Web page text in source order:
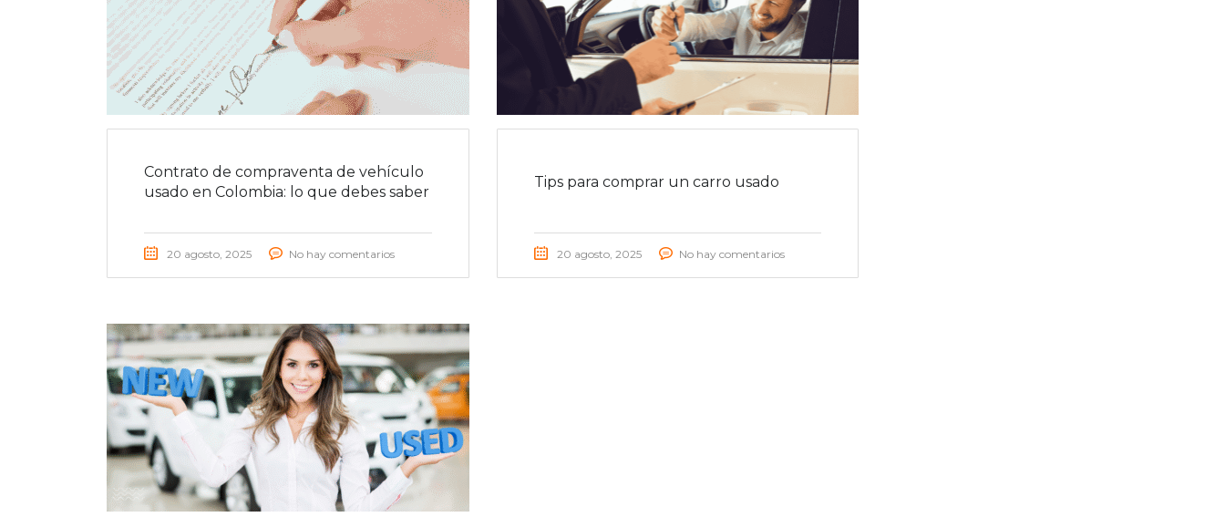
Contrato de compraventa de vehículo
usado en Colombia: lo que debes saber
20 agosto, 2025 No hay comentarios
Tips para comprar un carro usado
20 agosto, 2025 No hay comentarios